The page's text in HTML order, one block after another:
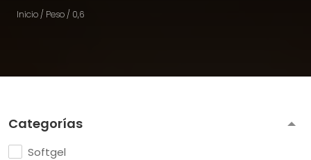
Inicio / Peso / 0,6
Categorías
Softgel